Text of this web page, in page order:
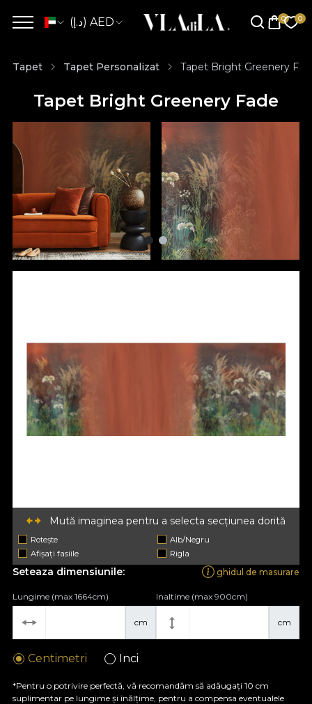
(د.إ) AED
Tapet Tapet Personalizat Tapet Bright Greenery
Tapet Bright Greenery Fade
Mută imaginea pentru a selecta secțiunea dorită
Rotește
Alb/Negru
Afișați fasiile
Rigla
Seteaza dimensiunile: ghidul de masurare
cm
Lungime (max 1664cm)
cm
Inaltime (max 900cm)
Centimetri Inci
*Pentru o potrivire perfectă, vă recomandăm să adăugați 10 cm
suplimentar pe lungime și înălțime, pentru a compensa eventualele